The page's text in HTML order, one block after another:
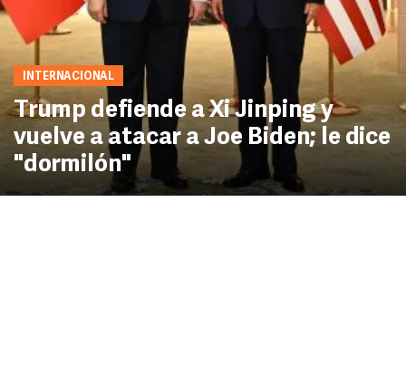
INTERNACIONAL
Trump defiende a Xi Jinping y
vuelve a atacar a Joe Biden; le dice
"dormilón"